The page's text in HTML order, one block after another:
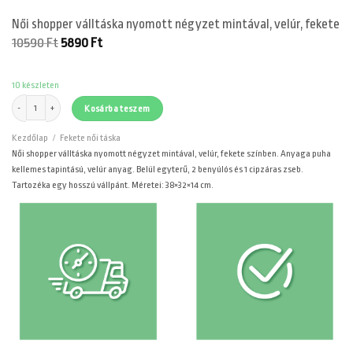
Női shopper válltáska nyomott négyzet mintával, velúr, fekete
10590Ft Original
5890 FtCurrent
10 készleten
Női shopper válltáska nyomott négyzet mintával, velúr, fekete mennyiség
Kosárba teszem
Kezdőlap / Fekete női táska
Női shopper válltáska nyomott négyzet mintával, velúr, fekete színben. Anyaga puha
kellemes tapintású, velúr anyag. Belül egyterű, 2 benyúlós és 1 cipzáras zseb.
Tartozéka egy hosszú vállpánt. Méretei: 38×32×14 cm.